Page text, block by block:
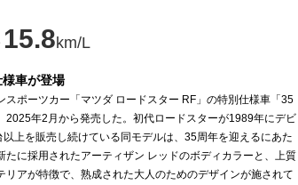
15.8km/L
車が登場
スポーツカー「マツダ ロードスター RF」の特別仕様車「35
2025年2月から発売した。初代ロードスターが1989年にデビ
上を販売し続けている同モデルは、35周年を迎えるにあた
たに採用されたアーティザン レッドのボディカラーと、上質
リアが特徴で、熟成された大人のためのデザインが施されて